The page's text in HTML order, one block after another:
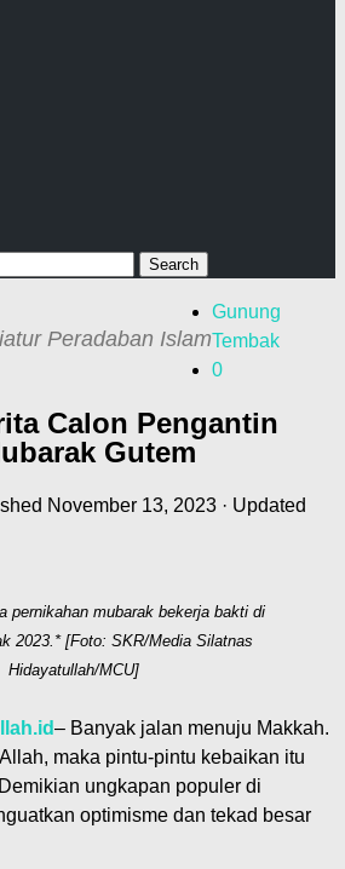
Peradaban Islam
Gunung
Tembak
0
Calon Pengantin
Gutem
November 13, 2023 · Updated
pernikahan mubarak bekerja bakti di
2023.* [Foto: SKR/Media Silatnas
Hidayatullah/MCU]
– Banyak jalan menuju Makkah.
maka pintu-pintu kebaikan itu
ungkapan populer di
optimisme dan tekad besar